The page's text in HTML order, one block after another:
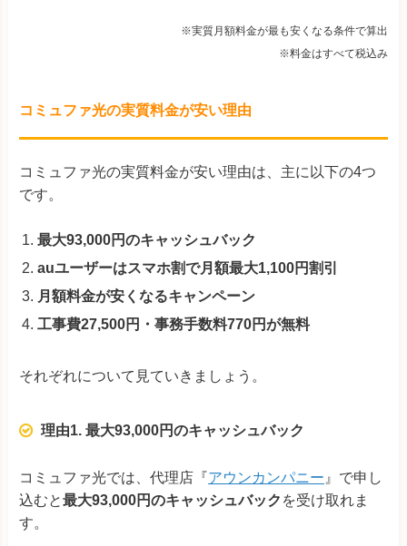
※実質月額料金が最も安くなる条件で算出
※料金はすべて税込み
コミュファ光の実質料金が安い理由
コミュファ光の実質料金が安い理由は、主に以下の4つ
です。
最大93,000円のキャッシュバック
auユーザーはスマホ割で月額最大1,100円割引
月額料金が安くなるキャンペーン
工事費27,500円・事務手数料770円が無料
それぞれについて見ていきましょう。
理由1. 最大93,000円のキャッシュバック
コミュファ光では、代理店『アウンカンパニー 』で申し
込むと最大93,000円のキャッシュバック を受け取れま
す。